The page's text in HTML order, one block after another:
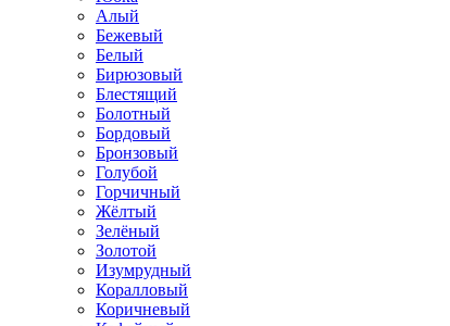
Алый
Бежевый
Белый
Бирюзовый
Блестящий
Болотный
Бордовый
Бронзовый
Голубой
Горчичный
Жёлтый
Зелёный
Золотой
Изумрудный
Коралловый
Коричневый